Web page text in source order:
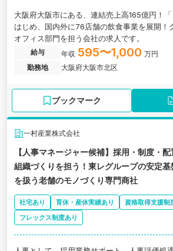
大阪府大阪市にある、連結売上高165億円！
はじめ、国内外に76店舗の飲食事業を展開！
オフィス部門を担う会社の求人です。
給与 年収 595〜1,000 万円
勤務地
大阪府大阪市北区
ブックマーク
一村産業株式会社
【人事マネージャー候補】採用・制度・配
組織づくりを担う！東レグループの安定
を扱う老舗のモノづくり専門商社
社宅あり 育休・産休実績あり 資格取得支援制
フレックス制度あり